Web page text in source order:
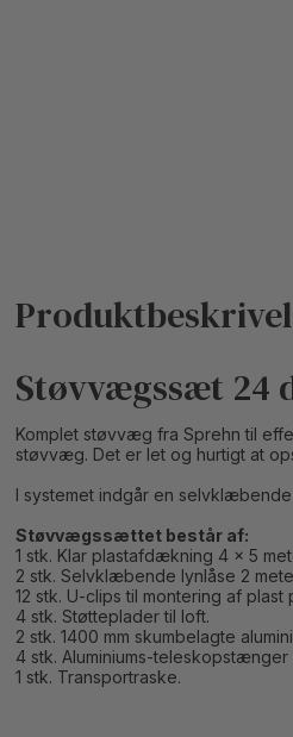
Støvvægssæt 24
Komplet støvvæg fra Sprehn til
støvvæg. Det er let og hurtigt at
I systemet indgår en
Støvvægssættet består af:
1 stk. Klar plastafdækning 4 x 5
2 stk. Selvklæbende lynlåse 2
12 stk. U-clips til montering af
4 stk. Støtteplader til loft.
2 stk. 1400 mm skumbelagte
4 stk. Aluminiums-
1 stk. Transportraske.